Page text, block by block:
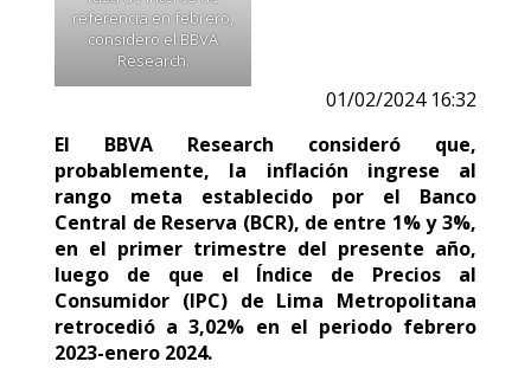
referencia en febrero,
consideró el BBVA
Research.
01/02/2024 16:32
El BBVA Research consideró que,
probablemente, la inflación ingrese al
rango meta establecido por el Banco
Central de Reserva (BCR), de entre 1% y 3%,
en el primer trimestre del presente año,
luego de que el Índice de Precios al
Consumidor (IPC) de Lima Metropolitana
retrocedió a 3,02% en el periodo febrero
2023-enero 2024.